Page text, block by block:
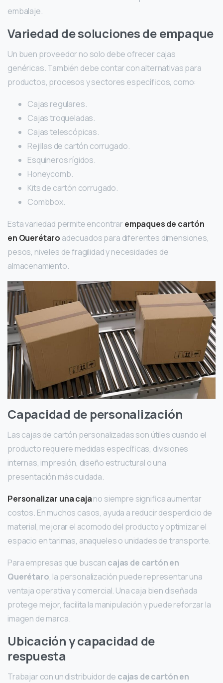
embalaje.
Variedad de soluciones de empaque
Un buen proveedor no solo debe ofrecer cajas
genéricas. También debe contar con alternativas para
productos, procesos y sectores específicos, como:
Cajas regulares.
Cajas troqueladas.
Cajas telescópicas.
Rejillas de cartón corrugado.
Esquineros rígidos.
Honeycomb.
Kits de cartón corrugado.
Combbox.
Esta variedad permite encontrar empaques de cartón
en Querétaro adecuados para diferentes dimensiones,
pesos, niveles de fragilidad y necesidades de
almacenamiento.
Capacidad de personalización
Las cajas de cartón personalizadas son útiles cuando el
producto requiere medidas específicas, divisiones
internas, impresión, diseño estructural o una
presentación más cuidada.
Personalizar una cajano siempre significa aumentar
costos. En muchos casos, ayuda a reducir desperdicio de
material, mejorar el acomodo del producto y optimizar el
espacio en tarimas, anaqueles o unidades de transporte.
Para empresas que buscan cajas de cartón en
Querétaro, la personalización puede representar una
ventaja operativa y comercial. Una caja bien diseñada
protege mejor, facilita la manipulación y puede reforzar la
imagen de marca.
Ubicación y capacidad de
respuesta
Trabajar con un distribuidor de cajas de cartón en